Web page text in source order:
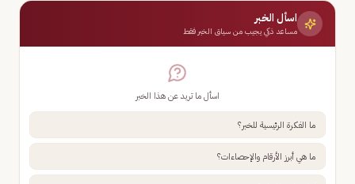
اسأل الخبر
مساعد ذكي يجيب من سياق الخبر فقط
اسأل ما تريد عن هذا الخبر
ما الفكرة الرئيسية للخبر؟
ما هي أبرز الأرقام والإحصاءات؟